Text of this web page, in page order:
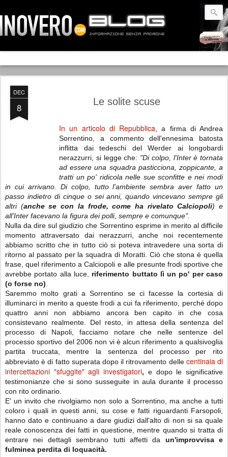
DEC
8 Le solite scuse
In un articolo di Repubblica , a firma di Andrea
Sorrentino, a commento dell'ennesima batosta
inflitta dai tedeschi del Werder ai longobardi
nerazzurri, si legge che: "Di colpo, l'Inter è tornata
ad essere una squadra pasticciona, zoppicante, a
tratti un po' ridicola nelle sue sconfitte e nei modi
in cui arrivano. Di colpo, tutto l'ambiente sembra aver fatto un
passo indietro di cinque o sei anni, quando vincevano sempre gli
altri (anche se con la frode, come ha rivelato Calciopoli) e
all'Inter facevano la figura dei polli, sempre e comunque".
Nulla da dire sul giudizio che Sorrentino esprime in merito al difficile
momento attraversato dai nerazzurri, anche noi recentemente
abbiamo scritto che in tutto ciò si poteva intravedere una sorta di
ritorno al passato per la squadra di Moratti. Ciò che stona è quella
frase, quel riferimento a Calciopoli e alle presunte frodi sportive che
avrebbe portato alla luce, riferimento buttato lì un po' per caso
(o forse no)
Saremmo molto grati a Sorrentino se ci facesse la cortesia di
illuminarci in merito a queste frodi a cui fa riferimento, perché dopo
quattro anni non abbiamo ancora ben capito in che cosa
consistevano realmente. Del resto, in attesa della sentenza del
processo di Napoli, facciamo notare che nelle sentenze del
processo sportivo del 2006 non vi è alcun riferimento a qualsivoglia
partita truccata, mentre la sentenza del processo per rito
abbreviato è di fatto superata dopo il ritrovamento delle centinaia di
intercettazioni "sfuggite" agli investigatori, e dopo le significative
testimonianze che si sono susseguite in aula durante il processo
con rito ordinario.
E' un invito che rivolgiamo non solo a Sorrentino, ma anche a tutti
coloro i quali in questi anni, su cose e fatti riguardanti Farsopoli,
hanno dato e continuano a dare giudizi dall'alto di non si sa quale
reale conoscenza dei fatti in questione, mentre quando si tratta di
entrare nei dettagli sembrano tutti affetti da un'improvvisa e
fulminea perdita di loquacità.